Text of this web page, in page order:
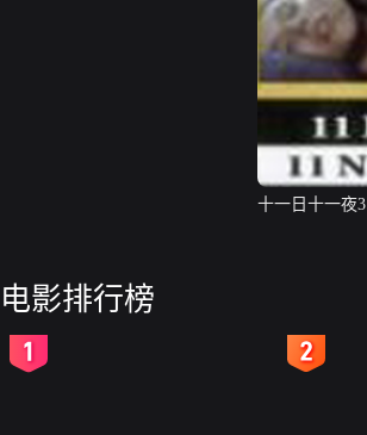
十一日十一夜3
电影排行榜